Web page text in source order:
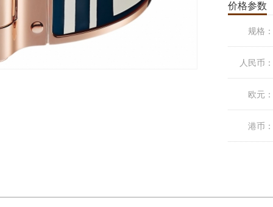
价格参数
规格：
人民币：
欧元：
港币：